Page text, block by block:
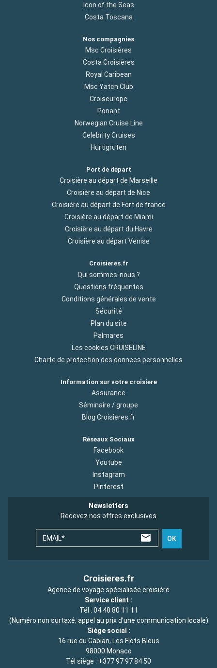
Icon of the Seas
Costa Toscana
Nos compagnies
Msc Croisières
Costa Croisières
Royal Caribean
Msc Yatch Club
Croiseurope
Ponant
Norwegian Cruise Line
Celebrity Cruises
Hurtigruten
Port de départ
Croisière au départ de Marseille
Croisière au départ de Nice
Croisière au départ de Fort de france
Croisière au départ de Miami
Croisière au départ du Havre
Croisière au départ Venise
Croisieres.fr
Qui sommes-nous ?
Questions fréquentes
Conditions générales de vente
Sécurité
Plan du site
Palmares
Les cookies CRUISELINE
Charte de protection des donnees personnelles
Information sur votre croisiere
Assurance
Séminaire / groupe
Blog Croisieres.fr
Réseaux Sociaux
Facebook
Youtube
Instagram
Pinterest
Newsletters
Recevez nos offres exclusives
EMAIL* OK
Croisieres.fr
Agence de voyage spécialisée croisière
Service client :
Tél : 04 48 80 11 11
(Numéro non surtaxé, appel au prix d'une communication locale)
Siège social :
16 rue du Gabian, Les Flots Bleus
98000 Monaco
Tél siège : +377 97 97 84 50